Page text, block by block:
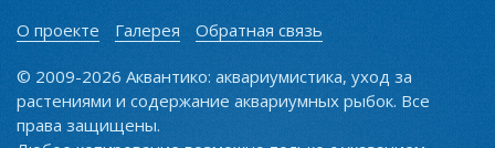
О проекте Галерея Обратная связь
© 2009-2026 Аквантико: аквариумистика, уход за
растениями и содержание аквариумных рыбок. Все
права защищены.